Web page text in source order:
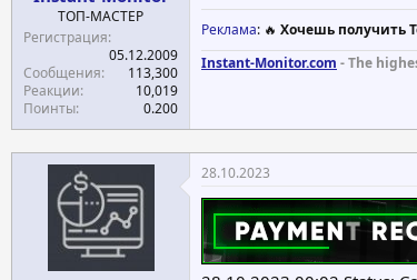
ТОП-МАСТЕР
Регистрация
05.12.2009
Сообщения
113,300
Реакции
10,019
Поинты
0.200
Реклама: 🔥 Хочешь получить
Instant-Monitor.com - The
28.10.2023